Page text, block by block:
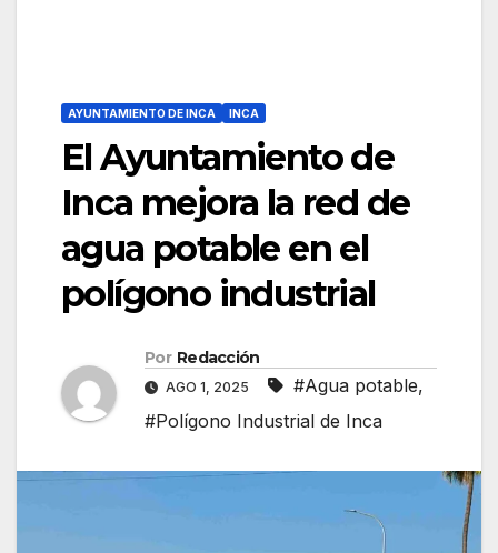
AYUNTAMIENTO DE INCA INCA
El Ayuntamiento de
Inca mejora la red de
agua potable en el
polígono industrial
Por Redacción
AGO 1, 2025 #Agua potable,
#Polígono Industrial de Inca